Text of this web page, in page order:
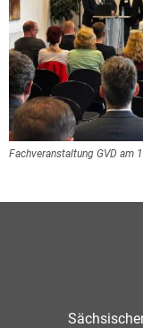
Fachveranstaltung GVD am